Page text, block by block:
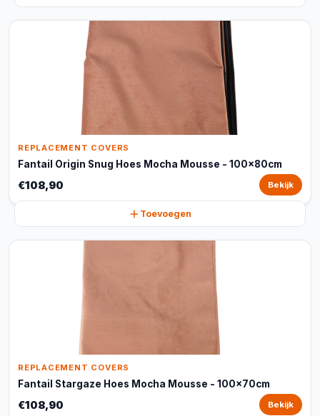
REPLACEMENT COVERS
Fantail Origin Snug Hoes Mocha Mousse - 100x80cm
€108,90 Bekijk
Toevoegen
REPLACEMENT COVERS
Fantail Stargaze Hoes Mocha Mousse - 100x70cm
€108,90 Bekijk